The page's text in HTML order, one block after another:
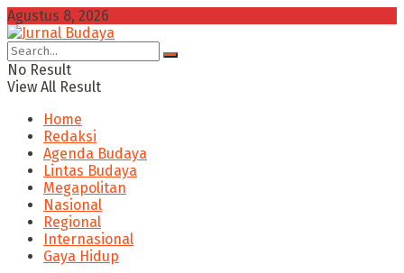
Agustus 8, 2026
No Result
View All Result
Home
Redaksi
Agenda Budaya
Lintas Budaya
Megapolitan
Nasional
Regional
Internasional
Gaya Hidup